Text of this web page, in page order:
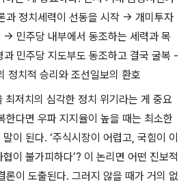
과 정치세력이 선동을 시작 -> 개미투자
-> 민주당 내부에서 동조하는 세력과 목
과 민주당 지도부도 동조하고 결국 굴복 -
정치적 승리와 조선일보의 환호
최저치의 심각한 정치 위기라는 게 중요
한다면 우파 지지율이 높을 때는 최소한
말이 된다. ‘주식시장이 어렵고, 국힘이 이
이 불가피하다’? 이 논리면 어떤 진보적
론이 도출된다. 그러지 않을 때가 거의 없